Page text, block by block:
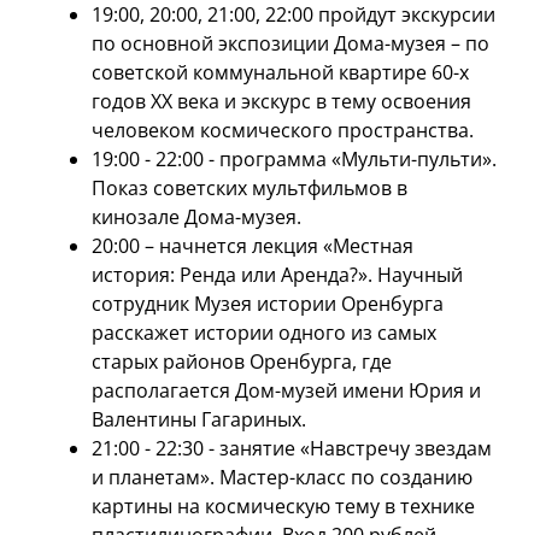
19:00, 20:00, 21:00, 22:00 пройдут экскурсии
по основной экспозиции Дома-музея – по
советской коммунальной квартире 60-х
годов ХХ века и экскурс в тему освоения
человеком космического пространства.
19:00 - 22:00 - программа «Мульти-пульти».
Показ советских мультфильмов в
кинозале Дома-музея.
20:00 – начнется лекция «Местная
история: Ренда или Аренда?». Научный
сотрудник Музея истории Оренбурга
расскажет истории одного из самых
старых районов Оренбурга, где
располагается Дом-музей имени Юрия и
Валентины Гагариных.
21:00 - 22:30 - занятие «Навстречу звездам
и планетам». Мастер-класс по созданию
картины на космическую тему в технике